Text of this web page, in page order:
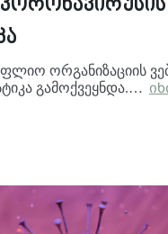
ორგანიზაციის
გამოქვეყნდა.…